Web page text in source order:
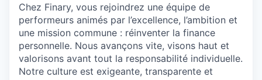
Chez Finary, vous rejoindrez une équipe de
performeurs animés par l’excellence, l’ambition et
une mission commune : réinventer la finance
personnelle. Nous avançons vite, visons haut et
valorisons avant tout la responsabilité individuelle.
Notre culture est exigeante, transparente et